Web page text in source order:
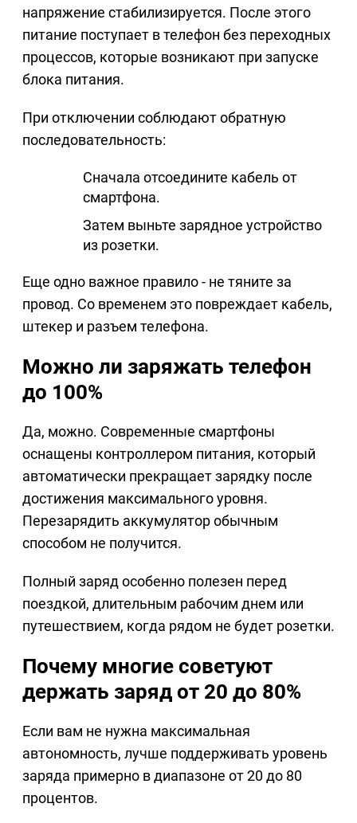
напряжение стабилизируется. После этого
питание поступает в телефон без переходных
процессов, которые возникают при запуске
блока питания.
При отключении соблюдают обратную
последовательность:
Сначала отсоедините кабель от
смартфона.
Затем выньте зарядное устройство
из розетки.
Еще одно важное правило - не тяните за
провод. Со временем это повреждает кабель,
штекер и разъем телефона.
Можно ли заряжать телефон
до 100%
Да, можно. Современные смартфоны
оснащены контроллером питания, который
автоматически прекращает зарядку после
достижения максимального уровня.
Перезарядить аккумулятор обычным
способом не получится.
Полный заряд особенно полезен перед
поездкой, длительным рабочим днем или
путешествием, когда рядом не будет розетки.
Почему многие советуют
держать заряд от 20 до 80%
Если вам не нужна максимальная
автономность, лучше поддерживать уровень
заряда примерно в диапазоне от 20 до 80
процентов.